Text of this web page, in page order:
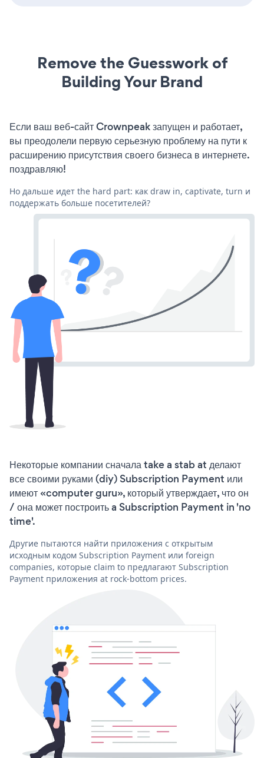
Remove the Guesswork of
Building Your Brand
Если ваш веб-сайт Crownpeak запущен и работает,
вы преодолели первую серьезную проблему на пути к
расширению присутствия своего бизнеса в интернете.
поздравляю!
Но дальше идет the hard part: как draw in, captivate, turn и
поддержать больше посетителей?
Некоторые компании сначала take a stab at делают
все своими руками (diy) Subscription Payment или
имеют «computer guru», который утверждает, что он
/ она может построить a Subscription Payment in 'no
time'.
Другие пытаются найти приложения с открытым
исходным кодом Subscription Payment или foreign
companies, которые claim to предлагают Subscription
Payment приложения at rock-bottom prices.